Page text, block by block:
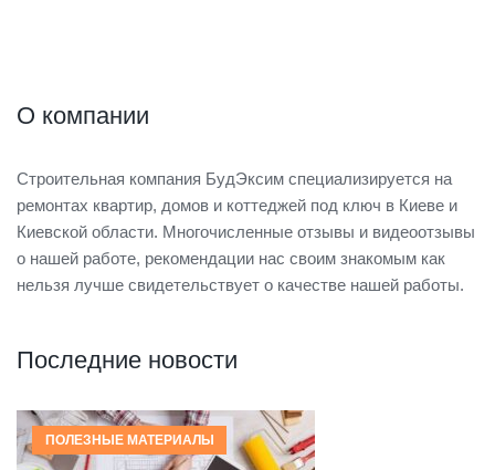
О компании
Строительная компания БудЭксим специализируется на
ремонтах квартир, домов и коттеджей под ключ в Киеве и
Киевской области. Многочисленные отзывы и видеоотзывы
о нашей работе, рекомендации нас своим знакомым как
нельзя лучше свидетельствует о качестве нашей работы.
Последние новости
ПОЛЕЗНЫЕ МАТЕРИАЛЫ